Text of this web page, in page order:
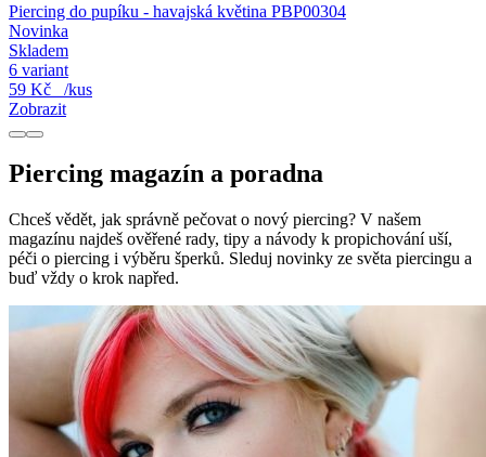
Piercing do pupíku - havajská květina PBP00304
Novinka
Skladem
6 variant
59 Kč
/kus
Zobrazit
Piercing magazín a poradna
Chceš vědět, jak správně pečovat o nový piercing? V našem
magazínu najdeš ověřené rady, tipy a návody k propichování uší,
péči o piercing i výběru šperků. Sleduj novinky ze světa piercingu a
buď vždy o krok napřed.